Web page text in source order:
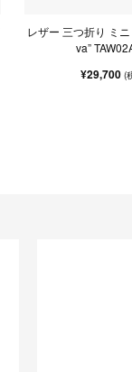
レザー 三つ折り ミ
va”
¥29,700 (